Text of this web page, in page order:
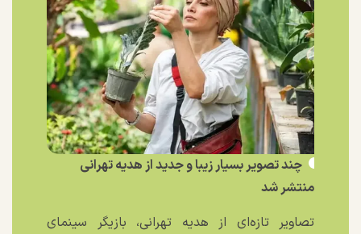
چند تصویر بسیار زیبا و جدید از هدیه تهرانی
منتشر شد
تصاویر تازه‌ای از هدیه تهرانی، بازیگر سینمای